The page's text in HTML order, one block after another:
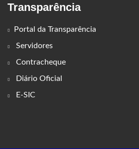
Transparência
Portal da Transparência
Servidores
Contracheque
Diário Oficial
E-SIC